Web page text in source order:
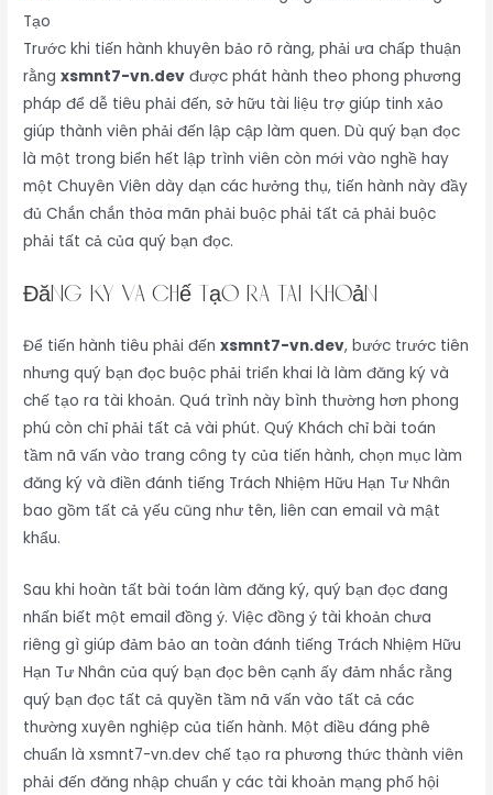
Trước khi tiến hành khuyên bảo rõ ràng, phải ưa chấp thuận
rằngxsmnt7-vn.dev được phát hành theo phong phương
pháp để dễ tiêu phải đến, sở hữu tài liệu trợ giúp tinh xảo
giúp thành viên phải đến lập cập làm quen. Dù quý bạn đọc
là một trong biển hết lập trình viên còn mới vào nghề hay
một Chuyên Viên dày dạn các hưởng thụ, tiến hành này đầy
đủ Chắn chắn thỏa mãn phải buộc phải tất cả phải buộc
phải tất cả của quý bạn đọc.
Đăng ký và chế tạo ra tài khoản
Để tiến hành tiêu phải đếnxsmnt7-vn.dev, bước trước tiên
nhưng quý bạn đọc buộc phải triển khai là làm đăng ký và
chế tạo ra tài khoản. Quá trình này bình thường hơn phong
phú còn chỉ phải tất cả vài phút. Quý Khách chỉ bài toán
tầm nã vấn vào trang công ty của tiến hành, chọn mục làm
đăng ký và điền đánh tiếng Trách Nhiệm Hữu Hạn Tư Nhân
bao gồm tất cả yếu cũng như tên, liên can email và mật
khẩu.
Sau khi hoàn tất bài toán làm đăng ký, quý bạn đọc đang
nhấn biết một email đồng ý. Việc đồng ý tài khoản chưa
riêng gì giúp đảm bảo an toàn đánh tiếng Trách Nhiệm Hữu
Hạn Tư Nhân của quý bạn đọc bên cạnh ấy đảm nhắc rằng
quý bạn đọc tất cả quyền tầm nã vấn vào tất cả các
thường xuyên nghiệp của tiến hành. Một điều đáng phê
chuẩn là xsmnt7-vn.dev chế tạo ra phương thức thành viên
phải đến đăng nhập chuẩn y các tài khoản mạng phố hội